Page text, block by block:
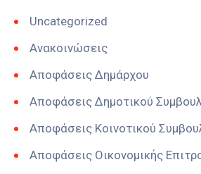
Uncategorized
Ανακοινώσεις
Αποφάσεις Δημάρχου
Αποφάσεις Δημοτικού
Αποφάσεις Κοινοτικού
Αποφάσεις Οικονομικής